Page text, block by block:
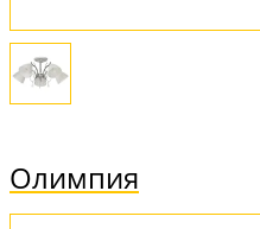
Олимпия